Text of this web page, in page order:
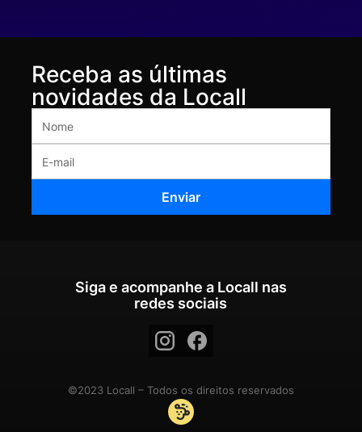
Receba as últimas
novidades da Locall
Siga e acompanhe a Locall nas
redes sociais
©2023 Locall – Todos os direitos reservados